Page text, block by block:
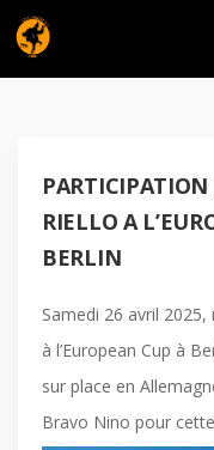
RIELLO A
BERLIN
Samedi 26 avril
à l’European Cup à
sur place en
Bravo Nino pour